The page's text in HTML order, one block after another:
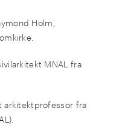
Holm,
MNAL fra
arkitektprofessor fra